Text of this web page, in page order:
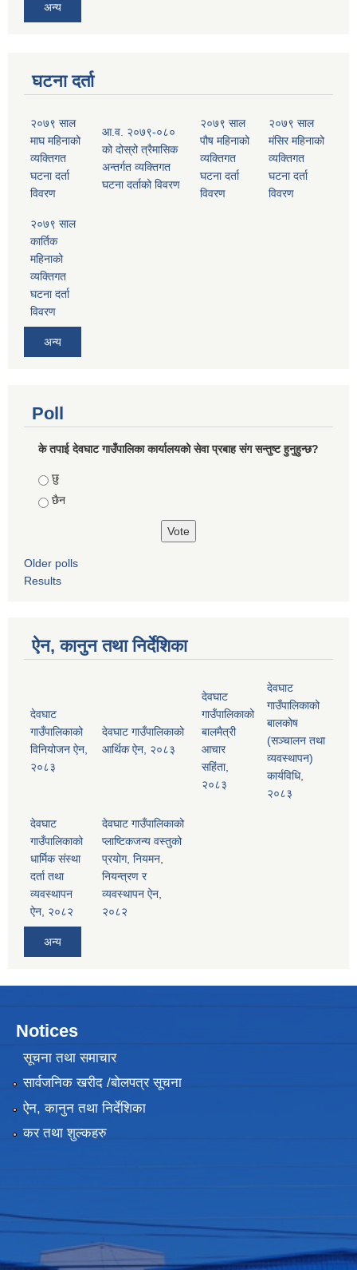
अन्य
घटना दर्ता
२०७९ साल
माघ महिनाको
व्यक्तिगत
घटना दर्ता
विवरण
आ.व. २०७९-०८०
को दोस्रो त्रैमासिक
अन्तर्गत व्यक्तिगत
घटना दर्ताको विवरण
२०७९ साल
पौष महिनाको
व्यक्तिगत
घटना दर्ता
विवरण
२०७९ साल
मंसिर महिनाको
व्यक्तिगत
घटना दर्ता
विवरण
२०७९ साल
कार्तिक
महिनाको
व्यक्तिगत
घटना दर्ता
विवरण
अन्य
Poll
के तपाई देवघाट गाउँपालिका कार्यालयको सेवा प्रबाह संग सन्तुष्ट हुनुहुन्छ?
Choices
छु
छैन
Older polls
Results
ऐन, कानुन तथा निर्देशिका
देवघाट
गाउँपालिकाको
विनियोजन ऐन,
२०८३
देवघाट गाउँपालिकाको
आर्थिक ऐन, २०८३
देवघाट
गाउँपालिकाको
बालमैत्री
आचार
सहिंता,
२०८३
देवघाट
गाउँपालिकाको
बालकोष
(सञ्चालन तथा
व्यवस्थापन)
कार्यविधि,
२०८३
देवघाट
गाउँपालिकाको
धार्मिक संस्था
दर्ता तथा
व्यवस्थापन
ऐन, २०८२
देवघाट गाउँपालिकाको
प्लाष्टिकजन्य वस्तुको
प्रयोग, नियमन,
नियन्त्रण र
व्यवस्थापन ऐन,
२०८२
अन्य
Notices
सूचना तथा समाचार
सार्वजनिक खरीद /बोलपत्र सूचना
ऐन, कानुन तथा निर्देशिका
कर तथा शुल्कहरु